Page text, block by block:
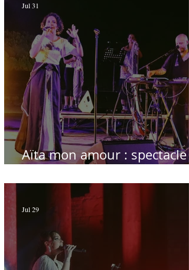
Aïta mon amour : spectacle
Jul 31
Jul 29